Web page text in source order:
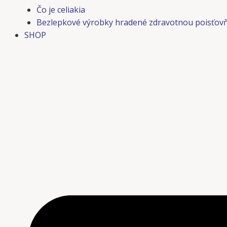
Čo je celiakia
Bezlepkové výrobky hradené zdravotnou
SHOP